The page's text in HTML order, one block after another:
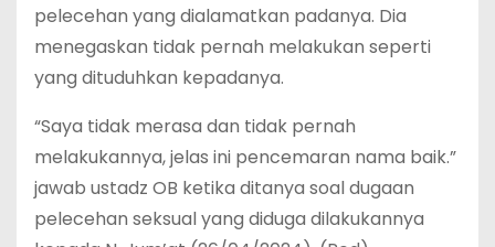
pelecehan yang dialamatkan padanya. Dia
menegaskan tidak pernah melakukan seperti
yang dituduhkan kepadanya.
“Saya tidak merasa dan tidak pernah
melakukannya, jelas ini pencemaran nama baik.”
jawab ustadz OB ketika ditanya soal dugaan
pelecehan seksual yang diduga dilakukannya